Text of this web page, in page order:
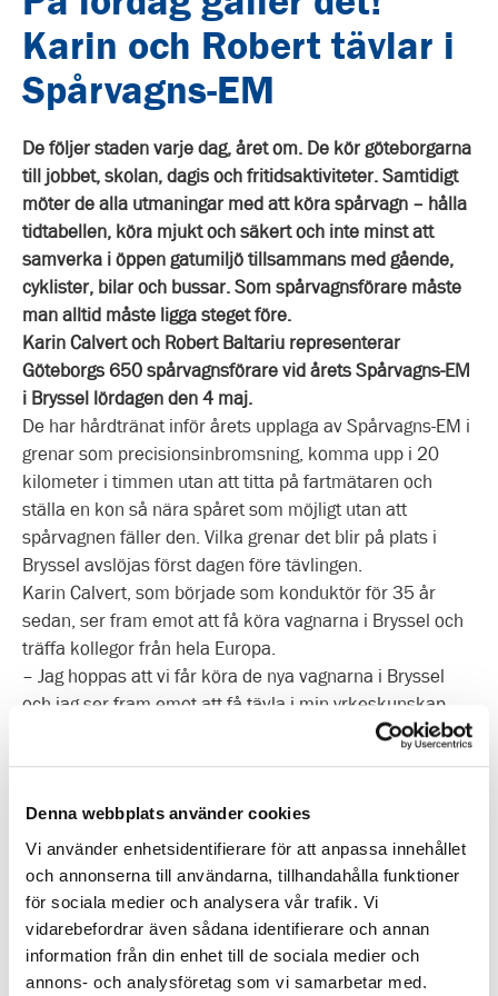
Denna webbplats använder cookies
Vi använder enhetsidentifierare för att anpassa innehållet
och annonserna till användarna, tillhandahålla funktioner
för sociala medier och analysera vår trafik. Vi
vidarebefordrar även sådana identifierare och annan
information från din enhet till de sociala medier och
annons- och analysföretag som vi samarbetar med.
Karin och Robert tävlar i
Spårvagns-EM
De följer staden varje dag, året om. De kör göteborgarna
till jobbet, skolan, dagis och fritidsaktiviteter. Samtidigt
möter de alla utmaningar med att köra spårvagn – hålla
tidtabellen, köra mjukt och säkert och inte minst att
samverka i öppen gatumiljö tillsammans med gående,
cyklister, bilar och bussar. Som spårvagnsförare måste
man alltid måste ligga steget före.
Karin Calvert och Robert Baltariu representerar
Göteborgs 650 spårvagnsförare vid årets Spårvagns-EM
i Bryssel lördagen den 4 maj.
De har hårdtränat inför årets upplaga av Spårvagns-EM i
grenar som precisionsinbromsning, komma upp i 20
kilometer i timmen utan att titta på fartmätaren och
ställa en kon så nära spåret som möjligt utan att
spårvagnen fäller den. Vilka grenar det blir på plats i
Bryssel avslöjas först dagen före tävlingen.
Karin Calvert, som började som konduktör för 35 år
sedan, ser fram emot att få köra vagnarna i Bryssel och
träffa kollegor från hela Europa.
– Jag hoppas att vi får köra de nya vagnarna i Bryssel
och jag ser fram emot att få tävla i min yrkeskunskap,
Det var Robert Baltarius dotter som tipsade pappa om
efter att ha vunnit uttagningarna till Spårvagns-EM gäller
ett fokus:
– Vi vill vinna såklart! Det är det vi har tränat för!
Här kan du se EM-filmen!
Följ webbsändning av tävlingen!
Förra året hamnade Göteborg på femte plats och
Stockholm plockade hem guldmedaljen. Hur blir det i år?